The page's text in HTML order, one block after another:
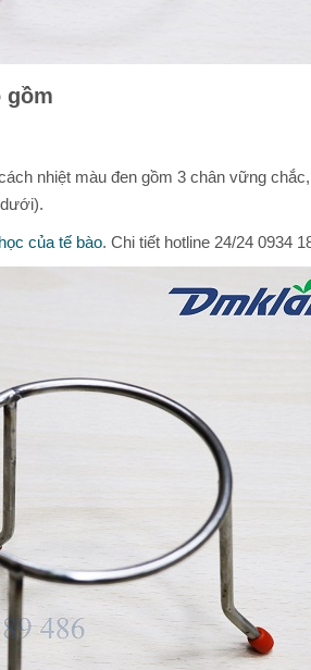
gồm
nhiệt màu đen gồm 3 chân vững
của tế bào. Chi tiết hotline 24/24 0934